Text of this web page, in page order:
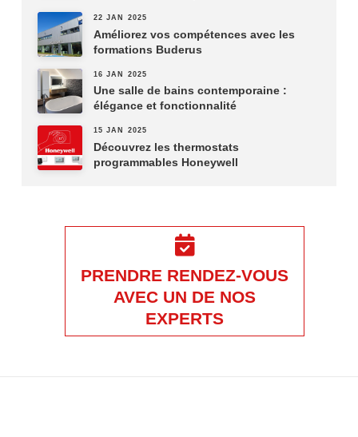
22 JAN 2025
Améliorez vos compétences avec les
formations Buderus
16 JAN 2025
Une salle de bains contemporaine :
élégance et fonctionnalité
15 JAN 2025
Découvrez les thermostats
programmables Honeywell
PRENDRE RENDEZ-VOUS
AVEC UN DE NOS
EXPERTS